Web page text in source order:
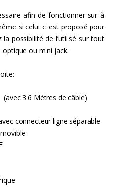
afin de fonctionner sur à
si celui ci est proposé pour
possibilité de l’utilisé sur tout
optique ou mini jack.
(avec 3.6 Mètres de câble)
connecteur ligne séparable